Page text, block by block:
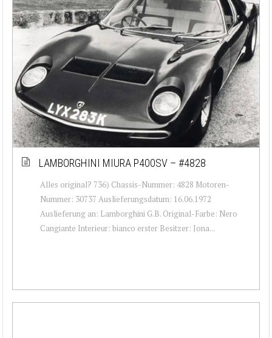
LAMBORGHINI MIURA P400SV – #4828
Alles original? 736) Chassis-Nummer: 4828 Motoren-
Nummer: 30737 Auslieferungsdatum: 16.06.1972
Auslieferung an: Lamborghini G.B. Original-Farbe: Nero
Cangiante Interieur: bianco erster Besitzer: Jona...